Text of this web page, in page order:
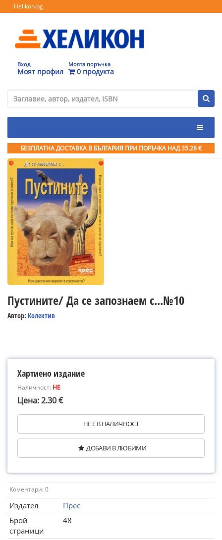
Helikon.bg
Вход
Моят профил
Моята поръчка
0 продукта
БЕЗПЛАТНА ДОСТАВКА В БЪЛГАРИЯ ПРИ ПОРЪЧКА НАД 35.28 €
Пустините/ Да се запознаем с...№10
Автор: Колектив
Хартиено издание
Наличност: НЕ
Цена: 2.30 €
НЕ Е В НАЛИЧНОСТ
ДОБАВИ В ЛЮБИМИ
Коментари: 0
Издател
Прес
Брой
страници
48